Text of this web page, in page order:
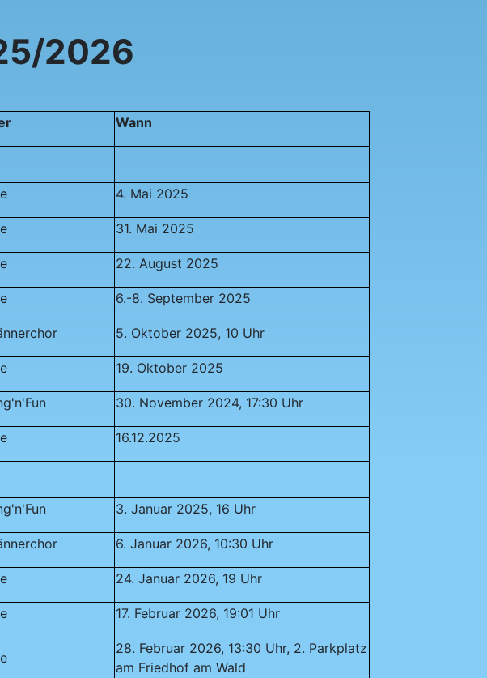
2026
Wann
4. Mai 2025
31. Mai 2025
22. August 2025
6.-8. September 2025
5. Oktober 2025, 10 Uhr
19. Oktober 2025
30. November 2024, 17:30 Uhr
16.12.2025
3. Januar 2025, 16 Uhr
6. Januar 2026, 10:30 Uhr
24. Januar 2026, 19 Uhr
17. Februar 2026, 19:01 Uhr
28. Februar 2026, 13:30 Uhr, 2. Parkplatz
am Friedhof am Wald